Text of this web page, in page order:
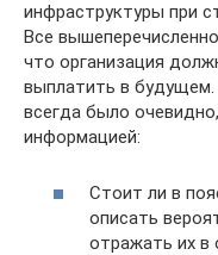
инфраструктуры при
Все
что организация
выплатить в
всегда было
информацией:
Стоит ли в
описать
отражать их в